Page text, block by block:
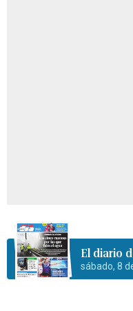
El diario
sábado, 8